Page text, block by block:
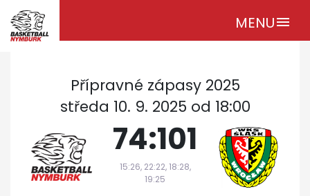
MENUmenu
Přípravné zápasy 2025
středa 10. 9. 2025 od 18:00
74:101
15:26, 22:22, 18:28,
19:25